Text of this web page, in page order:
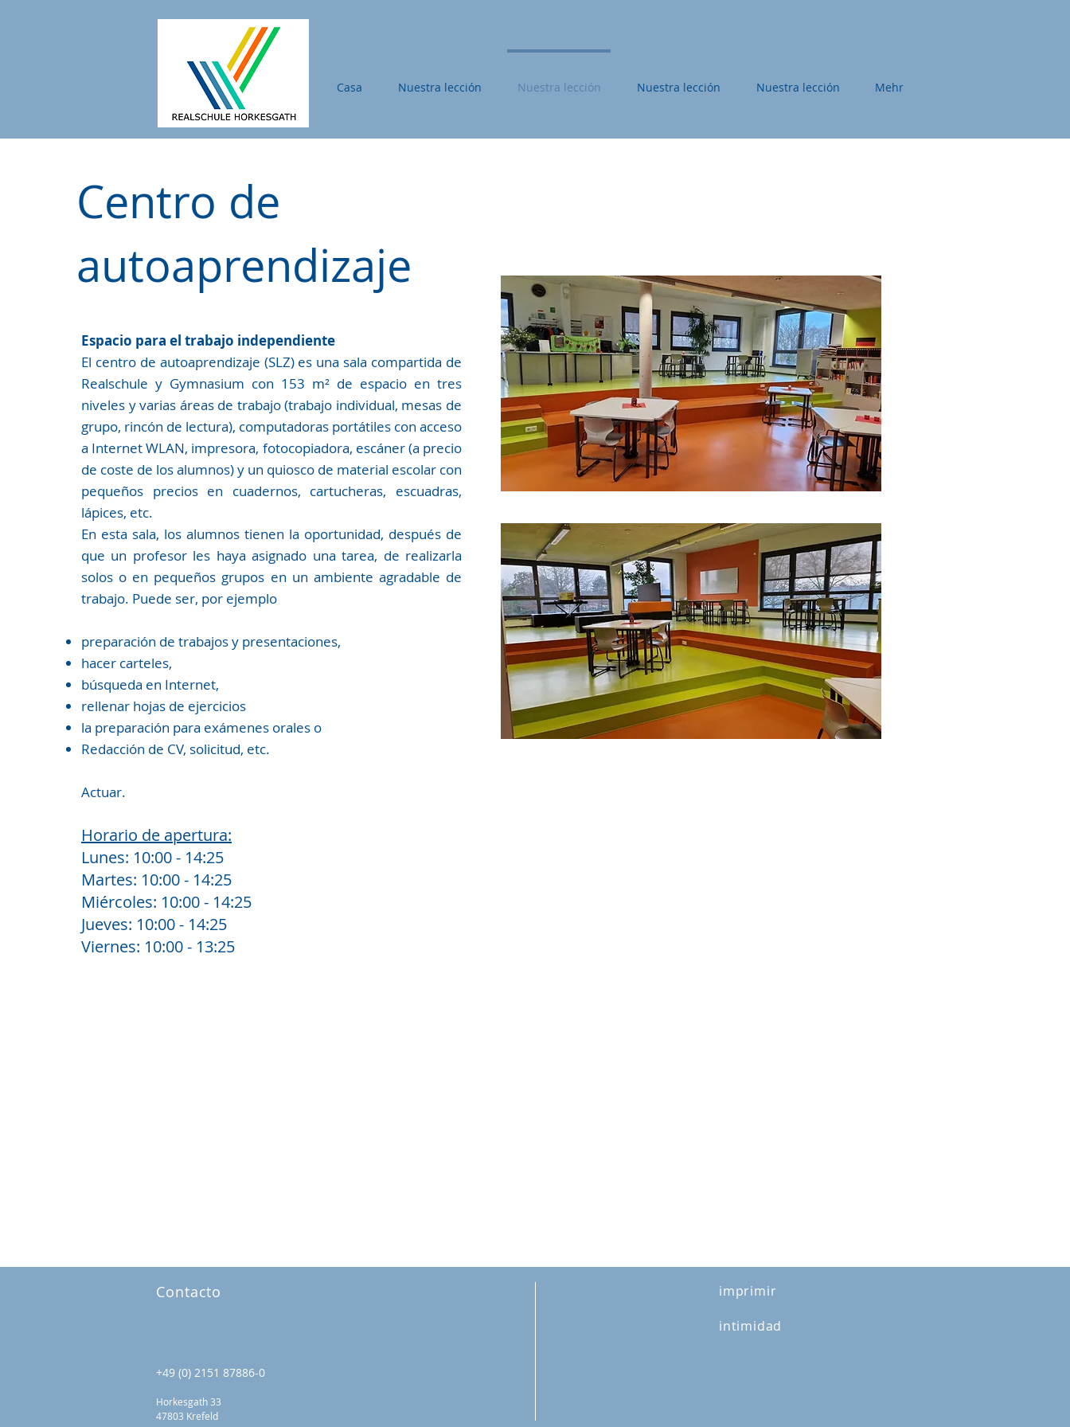
Casa Nuestra lección Nuestra lección Nuestra lección Nuestra lección Mehr
Centro de
autoaprendizaje
Espacio para el trabajo independiente
El centro de autoaprendizaje (SLZ) es una sala compartida de
Realschule y Gymnasium con 153 m² de espacio en tres
niveles y varias áreas de trabajo (trabajo individual, mesas de
grupo, rincón de lectura), computadoras portátiles con acceso
a Internet WLAN, impresora, fotocopiadora, escáner (a precio
de coste de los alumnos) y un quiosco de material escolar con
pequeños precios en cuadernos, cartucheras, escuadras,
lápices, etc.
En esta sala, los alumnos tienen la oportunidad, después de
que un profesor les haya asignado una tarea, de realizarla
solos o en pequeños grupos en un ambiente agradable de
trabajo. Puede ser, por ejemplo
preparación de trabajos y presentaciones,
hacer carteles,
búsqueda en Internet,
rellenar hojas de ejercicios
la preparación para exámenes orales o
Redacción de CV, solicitud, etc.
Actuar.
Horario de apertura:
Lunes: 10:00 - 14:25
Martes: 10:00 - 14:25
Miércoles: 10:00 - 14:25
Jueves: 10:00 - 14:25
Viernes: 10:00 - 13:25
Contacto
+49 (0) 2151 87886-0
Horkesgath 33
47803 Krefeld
imprimir
intimidad